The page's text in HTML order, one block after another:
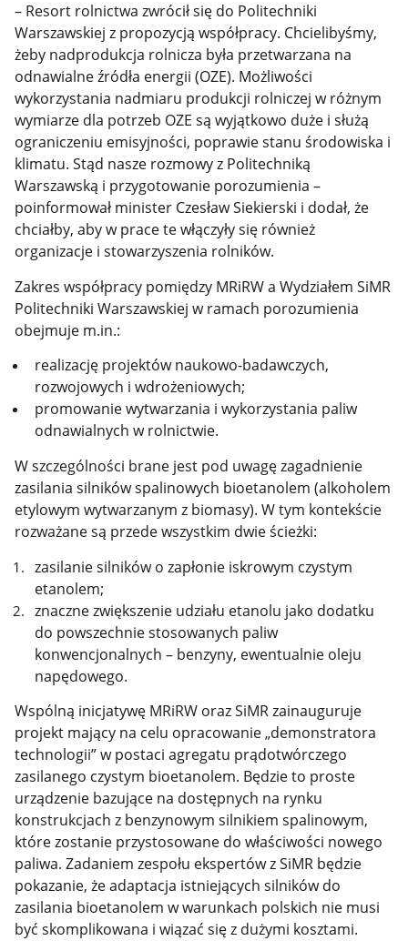
– Resort rolnictwa zwrócił się do Politechniki
Warszawskiej z propozycją współpracy. Chcielibyśmy,
żeby nadprodukcja rolnicza była przetwarzana na
odnawialne źródła energii (OZE). Możliwości
wykorzystania nadmiaru produkcji rolniczej w różnym
wymiarze dla potrzeb OZE są wyjątkowo duże i służą
ograniczeniu emisyjności, poprawie stanu środowiska i
klimatu. Stąd nasze rozmowy z Politechniką
Warszawską i przygotowanie porozumienia –
poinformował minister Czesław Siekierski i dodał, że
chciałby, aby w prace te włączyły się również
organizacje i stowarzyszenia rolników.
Zakres współpracy pomiędzy MRiRW a Wydziałem SiMR
Politechniki Warszawskiej w ramach porozumienia
obejmuje m.in.:
realizację projektów naukowo-badawczych,
rozwojowych i wdrożeniowych;
promowanie wytwarzania i wykorzystania paliw
odnawialnych w rolnictwie.
W szczególności brane jest pod uwagę zagadnienie
zasilania silników spalinowych bioetanolem (alkoholem
etylowym wytwarzanym z biomasy). W tym kontekście
rozważane są przede wszystkim dwie ścieżki:
zasilanie silników o zapłonie iskrowym czystym
etanolem;
znaczne zwiększenie udziału etanolu jako dodatku
do powszechnie stosowanych paliw
konwencjonalnych – benzyny, ewentualnie oleju
napędowego.
Wspólną inicjatywę MRiRW oraz SiMR zainauguruje
projekt mający na celu opracowanie „demonstratora
technologii” w postaci agregatu prądotwórczego
zasilanego czystym bioetanolem. Będzie to proste
urządzenie bazujące na dostępnych na rynku
konstrukcjach z benzynowym silnikiem spalinowym,
które zostanie przystosowane do właściwości nowego
paliwa. Zadaniem zespołu ekspertów z SiMR będzie
pokazanie, że adaptacja istniejących silników do
zasilania bioetanolem w warunkach polskich nie musi
być skomplikowana i wiązać się z dużymi kosztami.